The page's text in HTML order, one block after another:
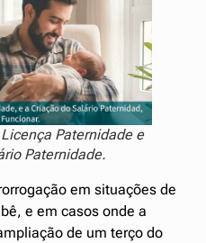
Paternidade e
Paternidade.
em situações de
e em casos onde a
de um terço do